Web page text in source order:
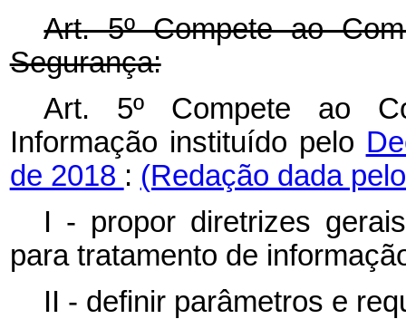
Art. 5º Compete ao
Segurança:
Art. 5º Compete ao
Informação instituído pelo
de 2018 : (Redação dada
I - propor diretrizes
para tratamento de
II - definir parâmetros e